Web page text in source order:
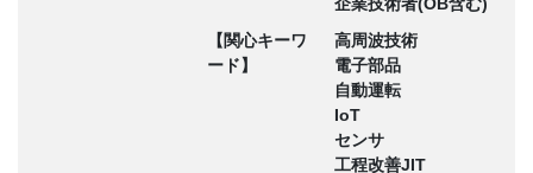
企業技術者(OB含む)
【関心キーワ
ード】
高周波技術
電子部品
自動運転
IoT
センサ
工程改善JIT